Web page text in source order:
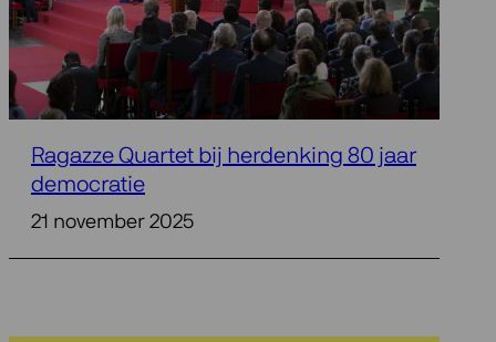
Ragazze Quartet bij herdenking 80 jaar
democratie
21 november 2025